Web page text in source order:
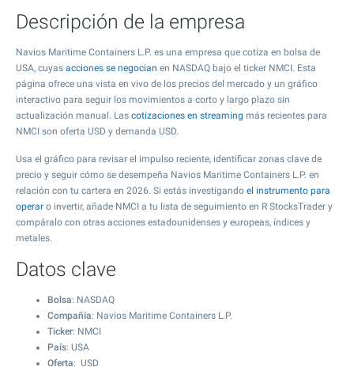
Descripción de la empresa
Navios Maritime Containers L.P. es una empresa que cotiza en bolsa de
USA, cuyas acciones se negocian en NASDAQ bajo el ticker NMCI. Esta
página ofrece una vista en vivo de los precios del mercado y un gráfico
interactivo para seguir los movimientos a corto y largo plazo sin
actualización manual. Las cotizaciones en streaming más recientes para
NMCI son oferta USD y demanda USD.
Usa el gráfico para revisar el impulso reciente, identificar zonas clave de
precio y seguir cómo se desempeña Navios Maritime Containers L.P. en
relación con tu cartera en 2026. Si estás investigando el instrumento para
operar o invertir, añade NMCI a tu lista de seguimiento en R StocksTrader y
compáralo con otras acciones estadounidenses y europeas, índices y
metales.
Datos clave
Bolsa: NASDAQ
Compañía: Navios Maritime Containers L.P.
Ticker: NMCI
País: USA
Oferta: USD